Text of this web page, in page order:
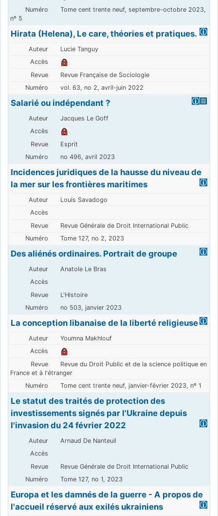
Tome cent trente neuf, septembre-octobre 2023,
nº 5
Hirata (Helena), Le care, théories et pratiques.
Lucie Tanguy
Revue Française de Sociologie
vol. 63, no 2, avril-juin 2022
Salarié ou indépendant ?
Jacques Le Goff
Esprit
no 496, avril 2023
Incidences juridiques de la hausse du niveau de
la mer sur les frontières maritimes
Louis Savadogo
Revue Générale de Droit International Public
Tome 127, no 2, 2023
Des aliénés ordinaires. Portrait de groupe
Anatole Le Bras
L'Histoire
no 503, janvier 2023
La conception libanaise de la liberté religieuse
Youmna Makhlouf
Revue du Droit Public et de la science politique en
France et à l'étranger
Tome cent trente neuf, janvier-février 2023, nº 1
Le statut des traités de protection des
investissements signés par l'Ukraine depuis
l'invasion du 24 février 2022
Arnaud De Nanteuil
Revue Générale de Droit International Public
Tome 127, no 1, 2023
Europa et les damnés de la guerre - A propos de
l'accueil réservé aux exilés ukrainiens